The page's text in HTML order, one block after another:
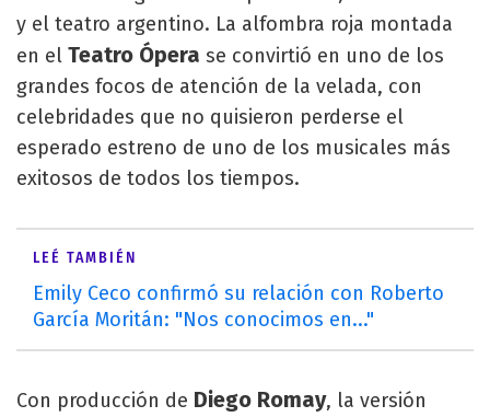
y el teatro argentino. La alfombra roja montada
en el Teatro Ópera se convirtió en uno de los
grandes focos de atención de la velada, con
celebridades que no quisieron perderse el
esperado estreno de uno de los musicales más
exitosos de todos los tiempos.
LEÉ TAMBIÉN
Emily Ceco confirmó su relación con Roberto
García Moritán: "Nos conocimos en..."
Con producción de Diego Romay, la versión